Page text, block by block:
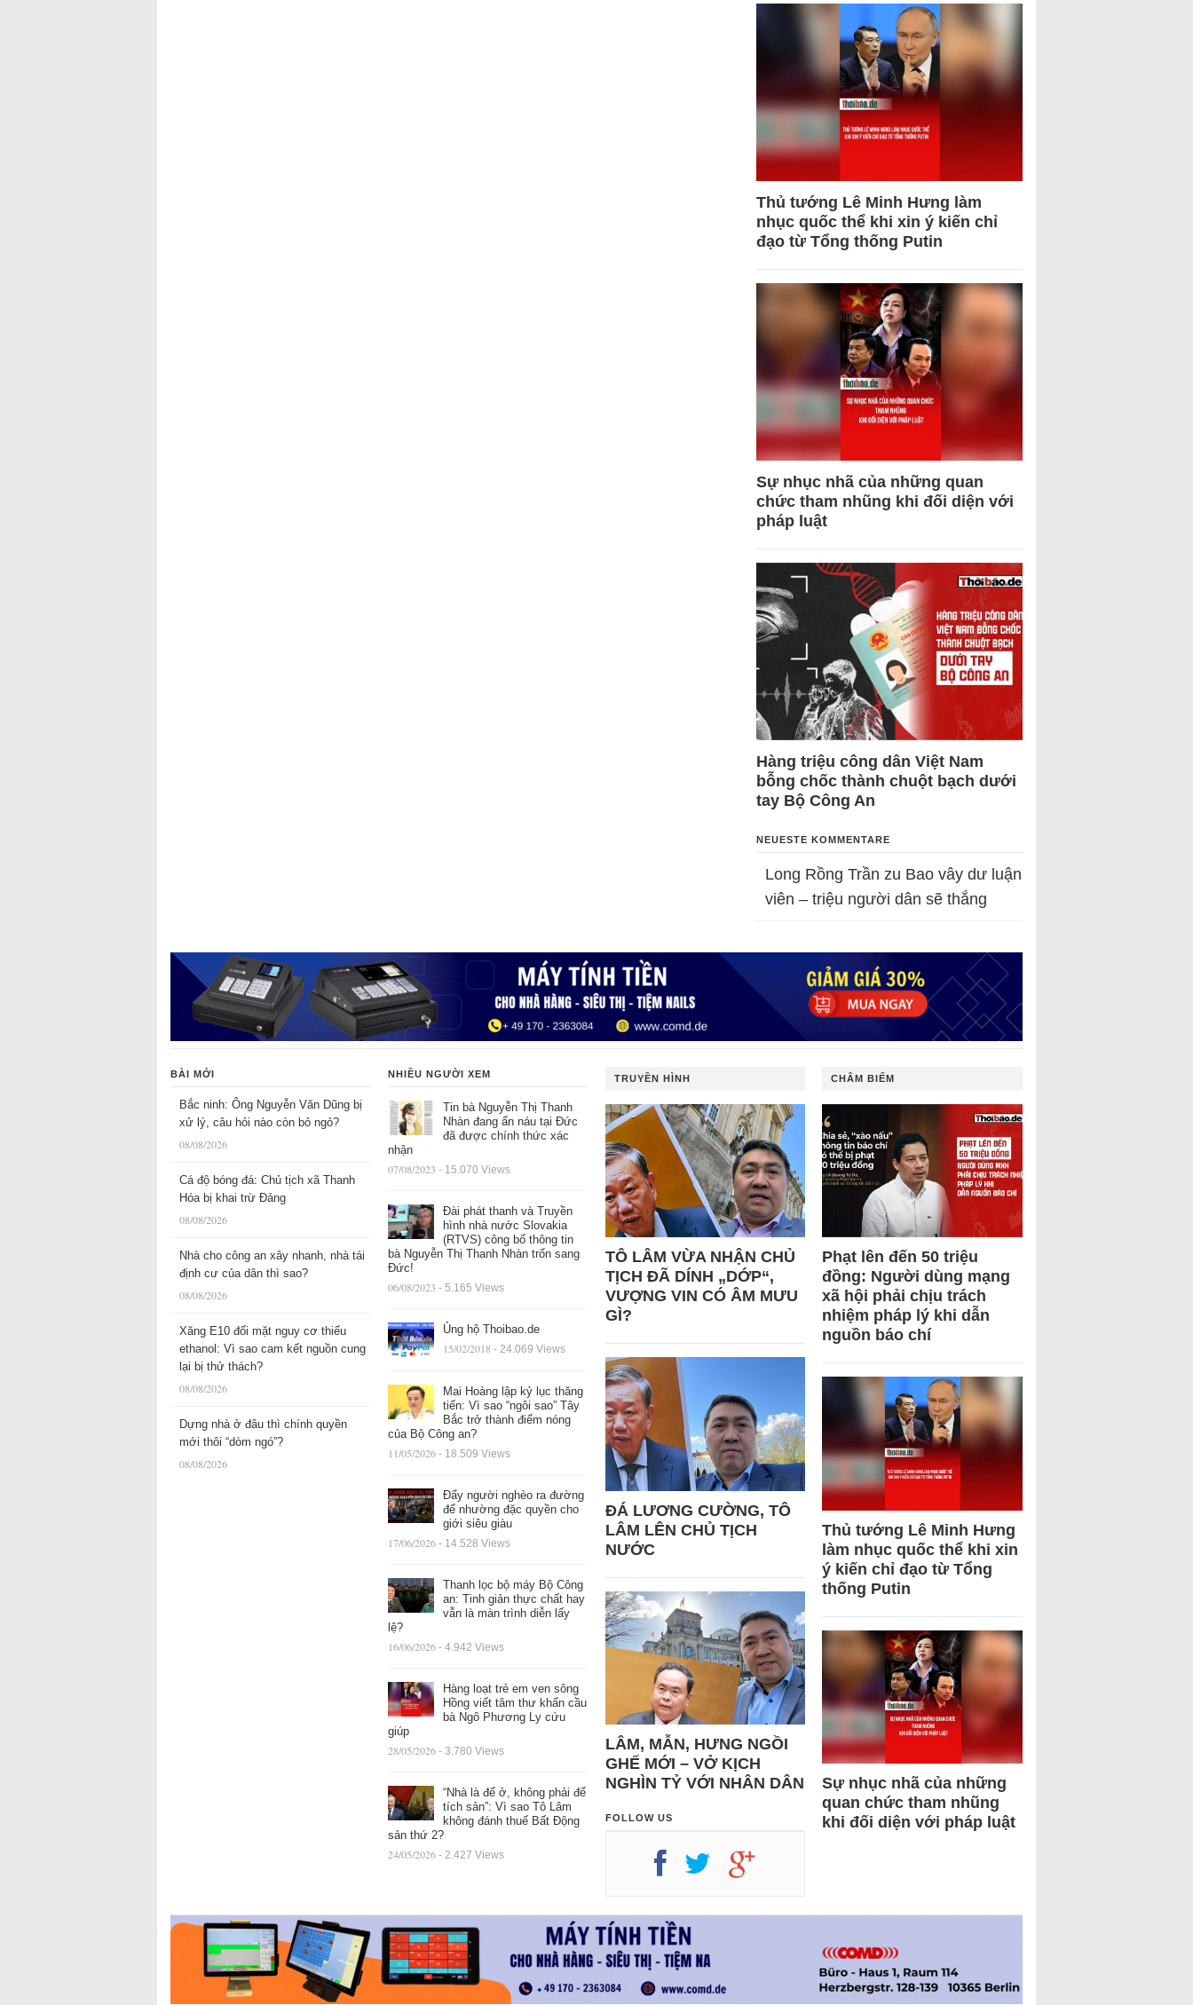
Thủ tướng Lê Minh Hưng làm
nhục quốc thể khi xin ý kiến chỉ
đạo từ Tổng thống Putin
Sự nhục nhã của những quan
chức tham nhũng khi đối diện với
pháp luật
Hàng triệu công dân Việt Nam
bỗng chốc thành chuột bạch dưới
tay Bộ Công An
NEUESTE KOMMENTARE
Long Rồng Trần zu Bao vây dư luận
viên – triệu người dân sẽ thắng
BÀI MỚI
Bắc ninh: Ông Nguyễn Văn Dũng bị
xử lý, câu hỏi nào còn bỏ ngỏ?
08/08/2026
Cá độ bóng đá: Chủ tịch xã Thanh
Hóa bị khai trừ Đảng
08/08/2026
Nhà cho công an xây nhanh, nhà tái
định cư của dân thì sao?
08/08/2026
Xăng E10 đối mặt nguy cơ thiếu
ethanol: Vì sao cam kết nguồn cung
lại bị thử thách?
08/08/2026
Dựng nhà ở đâu thì chính quyền
mới thôi “dòm ngó”?
08/08/2026
NHIỀU NGƯỜI XEM
Tin bà Nguyễn Thị Thanh
Nhàn đang ẩn náu tại Đức
đã được chính thức xác
nhận
07/08/2023 - 15.070 Views
Đài phát thanh và Truyền
hình nhà nước Slovakia
(RTVS) công bố thông tin
bà Nguyễn Thị Thanh Nhàn trốn sang
Đức!
06/08/2023 - 5.165 Views
Ủng hộ Thoibao.de
15/02/2018 - 24.069 Views
Mai Hoàng lập kỷ lục thăng
tiến: Vì sao “ngôi sao” Tây
Bắc trở thành điểm nóng
của Bộ Công an?
11/05/2026 - 18.509 Views
Đẩy người nghèo ra đường
để nhường đặc quyền cho
giới siêu giàu
17/06/2026 - 14.528 Views
Thanh lọc bộ máy Bộ Công
an: Tinh giản thực chất hay
vẫn là màn trình diễn lấy
lệ?
16/06/2026 - 4.942 Views
Hàng loạt trẻ em ven sông
Hồng viết tâm thư khẩn cầu
bà Ngô Phương Ly cứu
giúp
28/05/2026 - 3.780 Views
“Nhà là để ở, không phải để
tích sản”: Vì sao Tô Lâm
không đánh thuế Bất Động
sản thứ 2?
24/05/2026 - 2.427 Views
TRUYỀN HÌNH
TÔ LÂM VỪA NHẬN CHỦ
TỊCH ĐÃ DÍNH „DỚP“,
VƯỢNG VIN CÓ ÂM MƯU
GÌ?
ĐÁ LƯƠNG CƯỜNG, TÔ
LÂM LÊN CHỦ TỊCH
NƯỚC
LÂM, MẪN, HƯNG NGỒI
GHẾ MỚI – VỞ KỊCH
NGHÌN TỶ VỚI NHÂN DÂN
FOLLOW US
CHÂM BIẾM
Phạt lên đến 50 triệu
đồng: Người dùng mạng
xã hội phải chịu trách
nhiệm pháp lý khi dẫn
nguồn báo chí
Thủ tướng Lê Minh Hưng
làm nhục quốc thể khi xin
ý kiến chỉ đạo từ Tổng
thống Putin
Sự nhục nhã của những
quan chức tham nhũng
khi đối diện với pháp luật